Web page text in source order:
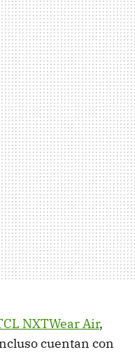
NXTWear Air,
cuentan con